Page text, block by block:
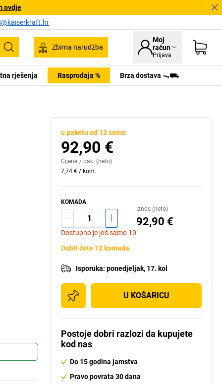
ovdje
Pretraživanje
Zbirna narudžba
Moj
račun
Prijava
rješenja Rasprodaja % Brza dostava ᯓ⛟
u paketu od 12 samo
92,90 €
Cijena / pak. (neto)
7,74 € / kom.
KOMADA
Dostupno je još samo 10
Iznos (neto)
92,90 €
Dobit ćete 12 komada
Isporuka: ponedjeljak, 17. kol
U KOŠARICU
Postoje dobri razlozi da kupujete
kod nas
Do 15 godina jamstva
Pravo povrata 30 dana